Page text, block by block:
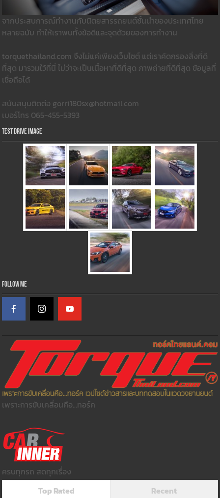
จากประสบการณ์ทำงานกับนิตยสารรถยนต์ชั้นนำของประเทศไทย
หลายฉบับ ทำให้เราพบทั้งข้อดีและจุดด้วยของการทำงาน
torquethailand.com จึงไม่แค่เพียงเว็บไซต์ แต่เราคัดกรองสิ่งที่ดี
ที่สุด มารวมใว้ที่นี่ ไม่ว่าจะเป็นเนื้อหาที่ดีที่สุด ภาพถ่ายที่ดีที่สุด ข้อมูลที่
เชื่อถือได้
สนับสนุนติดต่อ gorri180sx@hotmail.com
เบอร์โทร 065-455-5393
Test Drive Image
Follow Me
เพราะการขับเคลื่อนคือ...ทอร์ค
ครบทุกรถ สดทุกเรื่อง
Top Rated
Recent